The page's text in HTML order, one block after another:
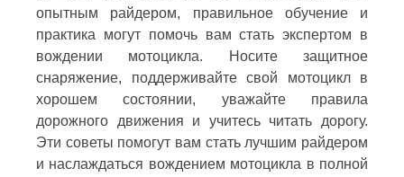
опытным райдером, правильное обучение и
практика могут помочь вам стать экспертом в
вождении мотоцикла. Носите защитное
снаряжение, поддерживайте свой мотоцикл в
хорошем состоянии, уважайте правила
дорожного движения и учитесь читать дорогу.
Эти советы помогут вам стать лучшим райдером
и наслаждаться вождением мотоцикла в полной